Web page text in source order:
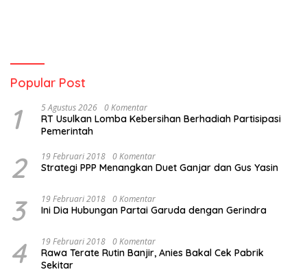
Popular Post
1 5 Agustus 2026 0 Komentar
RT Usulkan Lomba Kebersihan Berhadiah Partisipasi
Pemerintah
2 19 Februari 2018 0 Komentar
Strategi PPP Menangkan Duet Ganjar dan Gus Yasin
3 19 Februari 2018 0 Komentar
Ini Dia Hubungan Partai Garuda dengan Gerindra
4 19 Februari 2018 0 Komentar
Rawa Terate Rutin Banjir, Anies Bakal Cek Pabrik
Sekitar